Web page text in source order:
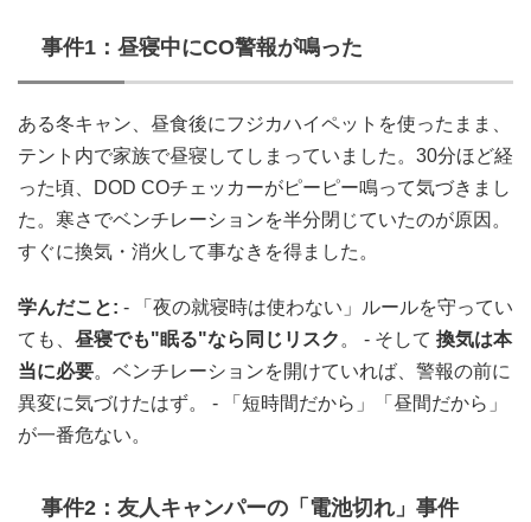
事件1：昼寝中にCO警報が鳴った
ある冬キャン、昼食後にフジカハイペットを使ったまま、
テント内で家族で昼寝してしまっていました。30分ほど経
った頃、DOD COチェッカーがピーピー鳴って気づきまし
た。寒さでベンチレーションを半分閉じていたのが原因。
すぐに換気・消火して事なきを得ました。
学んだこと: - 「夜の就寝時は使わない」ルールを守ってい
ても、 昼寝でも"眠る"なら同じリスク 。 - そして 換気は本
当に必要。ベンチレーションを開けていれば、警報の前に
異変に気づけたはず。 - 「短時間だから」「昼間だから」
が一番危ない。
事件2：友人キャンパーの「電池切れ」事件